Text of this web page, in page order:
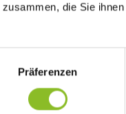
die Sie
Präferenzen
Jugend WM im
sich für diesen
er sich noch für
damit die Bronze
somit seine erste